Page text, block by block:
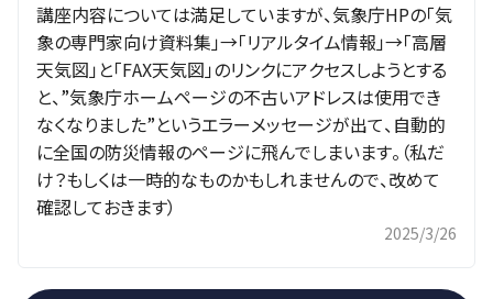
講座内容については満足していますが、気象庁HPの「気
象の専門家向け資料集」→「リアルタイム情報」→「高層
天気図」と「FAX天気図」のリンクにアクセスしようとする
と、”気象庁ホームページの不古いアドレスは使用でき
なくなりました”というエラーメッセージが出て、自動的
に全国の防災情報のページに飛んでしまいます。（私だ
け？もしくは一時的なものかもしれませんので、改めて
確認しておきます）
2025/3/26